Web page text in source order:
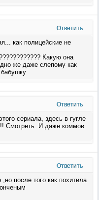
Ответить
как полицейские не
Какую она
же даже слепому как
Ответить
сериала, здесь в гугле
Смотреть. И даже коммов
Ответить
после того как похитила